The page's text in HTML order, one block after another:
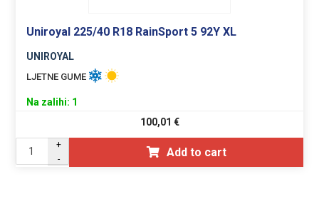
Uniroyal 225/40 R18 RainSport 5 92Y XL
UNIROYAL
LJETNE GUME
Na zalihi: 1
100,01 €
+
-
Add to cart